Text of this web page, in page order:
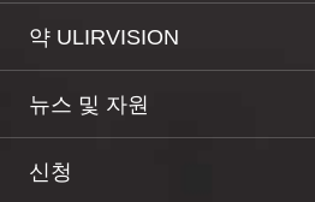
약 ULIRVISION
뉴스 및 자원
신청